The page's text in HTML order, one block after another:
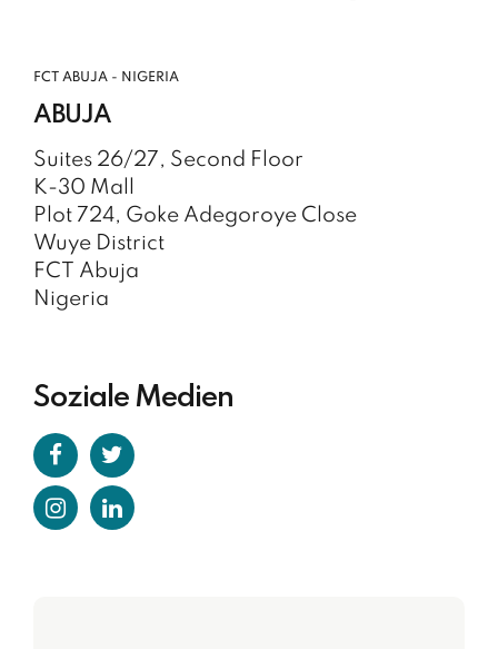
FCT ABUJA - NIGERIA
ABUJA
Suites 26/27, Second Floor
K-30 Mall
Plot 724, Goke Adegoroye Close
Wuye District
FCT Abuja
Nigeria
Soziale Medien